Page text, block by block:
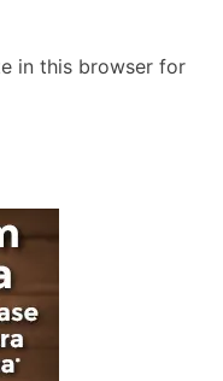
in this browser for